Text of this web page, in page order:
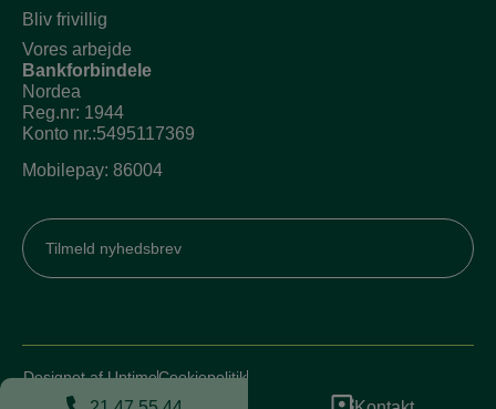
Bliv frivillig
Vores arbejde
Bankforbindele
Nordea
Reg.nr: 1944
Konto nr.:5495117369
Mobilepay: 86004
Tilmeld nyhedsbrev
Designet af UptimeCookiepolitik